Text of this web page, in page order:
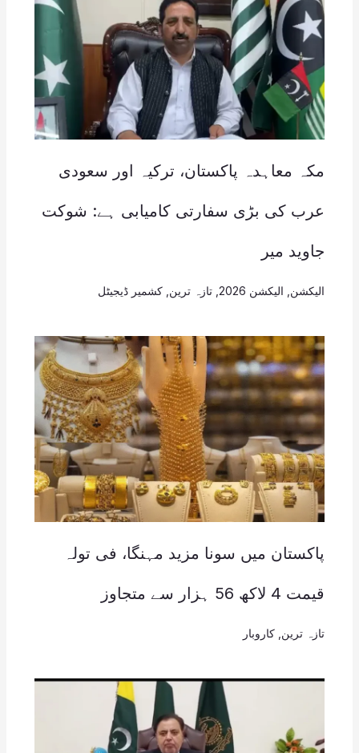
مکہ معاہدہ پاکستان، ترکیہ اور سعودی
عرب کی بڑی سفارتی کامیابی ہے: شوکت
جاوید میر
الیکشن الیکشن 2026 , تازہ ترین کشمیر ڈیجیٹل
پاکستان میں سونا مزید مہنگا، فی تولہ
قیمت 4 لاکھ 56 ہزار سے متجاوز
تازہ ترین کاروبار